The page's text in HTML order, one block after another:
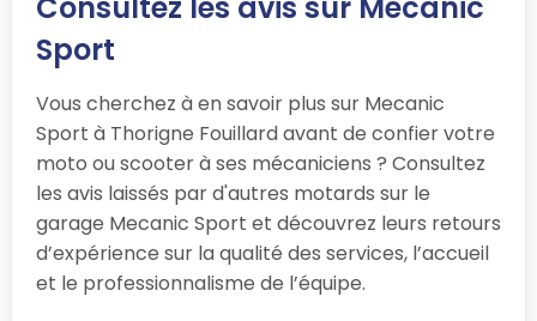
Sport
Vous cherchez à en savoir plus sur Mecanic
Sport à Thorigne Fouillard avant de confier votre
moto ou scooter à ses mécaniciens ? Consultez
les avis laissés par d'autres motards sur le
garage Mecanic Sport et découvrez leurs retours
d’expérience sur la qualité des services, l’accueil
et le professionnalisme de l’équipe.